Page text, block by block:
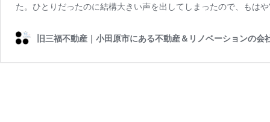
た。ひとりだったのに結構大きい声を出してしまったので、もは
旧三福不動産｜小田原市にある不動産＆リノベーションの会